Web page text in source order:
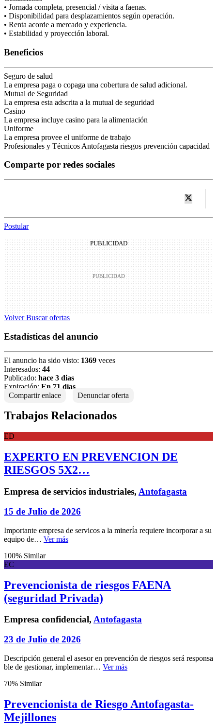
• Jornada completa, presencial / visita a faenas.
• Disponibilidad para desplazamientos según operación.
• Renta acorde a mercado y experiencia.
• Estabilidad y proyección laboral.
Beneficios
Seguro de salud
La empresa paga o copaga una cobertura de salud adicional.
Mutual de Seguridad
La empresa esta adscrita a la mutual de seguridad
Casino
La empresa incluye casino para la alimentación
Uniforme
La empresa provee el uniforme de trabajo
Profesionales y Técnicos Antofagasta riesgos prevención capacidad
Comparte por redes sociales
Postular
PUBLICIDAD
VolverBuscar ofertas
Estadísticas del anuncio
El anuncio ha sido visto: 1369 veces
Interesados: 44
Publicado: hace 3 dias
Expiración: En 71 días
Compartir enlace
Denunciar oferta
Trabajos Relacionados
ED
EXPERTO EN PREVENCION DE
RIESGOS 5X2…
Empresa de servicios industriales, Antofagasta
15 de Julio de 2026
Importante empresa de servicos a la minerÍa requiere incorporar a su
equipo de… Ver más
100% Similar
EC
Prevencionista de riesgos FAENA
(seguridad Privada)
Empresa confidencial, Antofagasta
23 de Julio de 2026
Descripción general el asesor en prevención de riesgos será responsa
ble de gestionar, implementar… Ver más
70% Similar
Prevencionista de Riesgo Antofagasta-
Mejillones